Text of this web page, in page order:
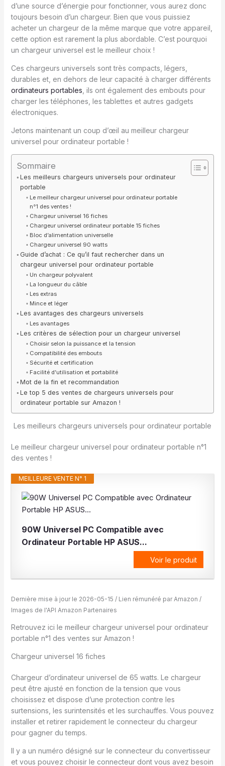
d’une source d’énergie pour fonctionner, vous aurez donc
toujours besoin d’un chargeur. Bien que vous puissiez
acheter un chargeur de la même marque que votre appareil,
cette option est rarement la plus abordable. C’est pourquoi
un chargeur universel est le meilleur choix !
Ces chargeurs universels sont très compacts, légers,
durables et, en dehors de leur capacité à charger différents
ordinateurs portables , ils ont également des embouts pour
charger les téléphones, les tablettes et autres gadgets
électroniques.
Jetons maintenant un coup d’œil au meilleur chargeur
universel pour ordinateur portable !
Sommaire
Les meilleurs chargeurs universels pour ordinateur
portable
Le meilleur chargeur universel pour ordinateur portable
n°1 des ventes !
Chargeur universel 16 fiches
Chargeur universel ordinateur portable 15 fiches
Bloc d’alimentation universelle
Chargeur universel 90 watts
Guide d’achat : Ce qu’il faut rechercher dans un
chargeur universel pour ordinateur portable
Un chargeur polyvalent
La longueur du câble
Les extras
Mince et léger
Les avantages des chargeurs universels
Les avantages
Les critères de sélection pour un chargeur universel
Choisir selon la puissance et la tension
Compatibilité des embouts
Sécurité et certification
Facilité d’utilisation et portabilité
Mot de la fin et recommandation
Le top 5 des ventes de chargeurs universels pour
ordinateur portable sur Amazon !
Les meilleurs chargeurs universels pour ordinateur portable
Le meilleur chargeur universel pour ordinateur portable n°1
des ventes !
MEILLEURE VENTE N° 1
90W Universel PC Compatible avec
Ordinateur Portable HP ASUS...
Voir le produit
Dernière mise à jour le 2026-05-15 / Lien rémunéré par Amazon /
Images de l'API Amazon Partenaires
Retrouvez ici le meilleur chargeur universel pour ordinateur
portable n°1 des ventes sur Amazon !
Chargeur universel 16 fiches
Chargeur d’ordinateur universel de 65 watts. Le chargeur
peut être ajusté en fonction de la tension que vous
choisissez et dispose d’une protection contre les
surtensions, les surintensités et les surchauffes. Vous pouvez
installer et retirer rapidement le connecteur du chargeur
pour gagner du temps.
Il y a un numéro désigné sur le connecteur du convertisseur
et vous pouvez choisir le connecteur dont vous avez besoin